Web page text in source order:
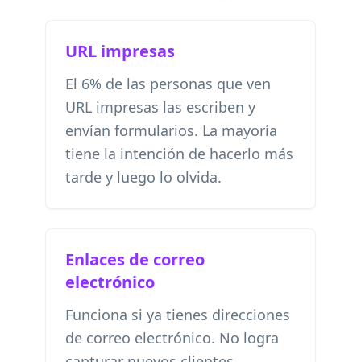
URL impresas
El 6% de las personas que ven
URL impresas las escriben y
envían formularios. La mayoría
tiene la intención de hacerlo más
tarde y luego lo olvida.
Enlaces de correo
electrónico
Funciona si ya tienes direcciones
de correo electrónico. No logra